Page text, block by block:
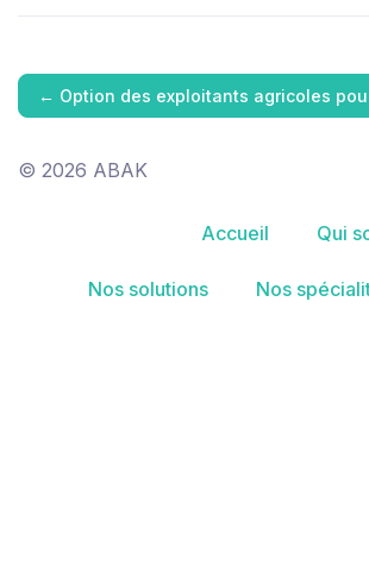
← Option des exploitants agricoles
© 2026 ABAK
Accueil Qui
Nos solutions Nos